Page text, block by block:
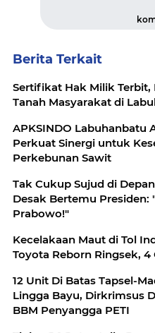
Berita Terkait
Sertifikat Hak Milik
Tanah Masyarakat di
APKSINDO Labuhanbatu
Perkuat Sinergi untuk
Perkebunan Sawit
Tak Cukup Sujud di
Desak Bertemu
Prabowo!"
Kecelakaan Maut di Tol
Toyota Reborn Ringsek,
‎12 Unit Di Batas Tapsel-
Lingga Bayu, Dirkrimsus
BBM Penyangga PETI